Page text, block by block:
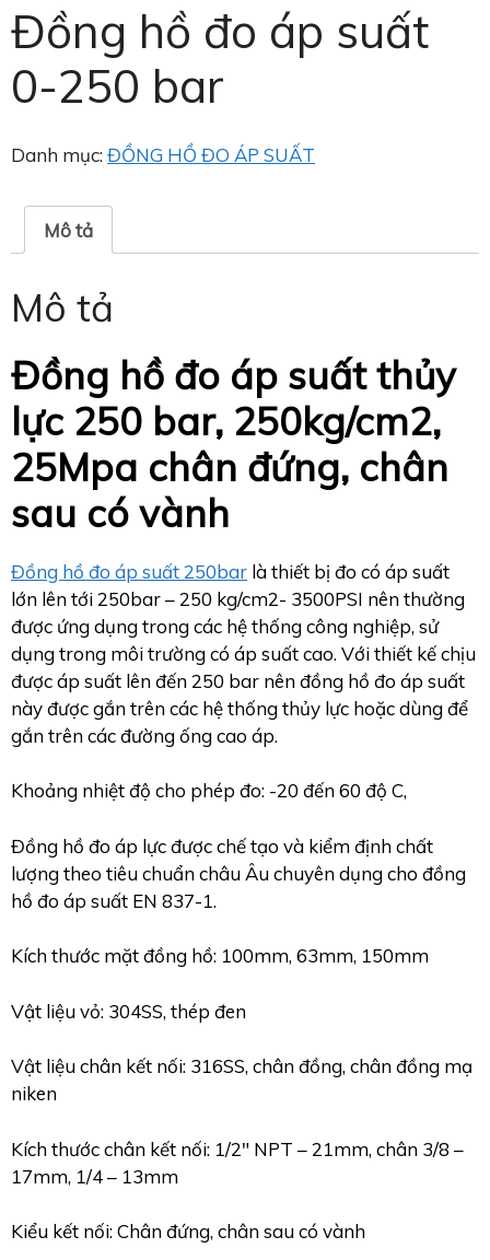
Đồng hồ đo áp suất
0-250 bar
Danh mục:ĐỒNG HỒ ĐO ÁP SUẤT
Mô tả
Mô tả
Đồng hồ đo áp suất thủy
lực 250 bar, 250kg/cm2,
25Mpa chân đứng, chân
sau có vành
Đồng hồ đo áp suất 250bar là thiết bị đo có áp suất
lớn lên tới 250bar – 250 kg/cm2- 3500PSI nên thường
được ứng dụng trong các hệ thống công nghiệp, sử
dụng trong môi trường có áp suất cao. Với thiết kế chịu
được áp suất lên đến 250 bar nên đồng hồ đo áp suất
này được gắn trên các hệ thống thủy lực hoặc dùng để
gắn trên các đường ống cao áp.
Khoảng nhiệt độ cho phép đo: -20 đến 60 độ C,
Đồng hồ đo áp lực được chế tạo và kiểm định chất
lượng theo tiêu chuẩn châu Âu chuyên dụng cho đồng
hồ đo áp suất EN 837-1.
Kích thước mặt đồng hồ: 100mm, 63mm, 150mm
Vật liệu vỏ: 304SS, thép đen
Vật liệu chân kết nối: 316SS, chân đồng, chân đồng mạ
niken
Kích thước chân kết nối: 1/2″ NPT – 21mm, chân 3/8 –
17mm, 1/4 – 13mm
Kiểu kết nối: Chân đứng, chân sau có vành